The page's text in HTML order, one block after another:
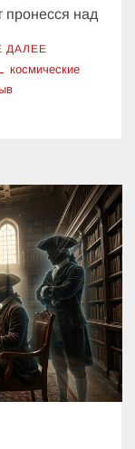
пронесся над
ДАЛЕЕ
космические